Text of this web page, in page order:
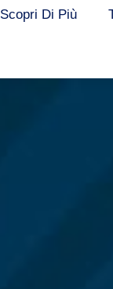
Scopri Di Più